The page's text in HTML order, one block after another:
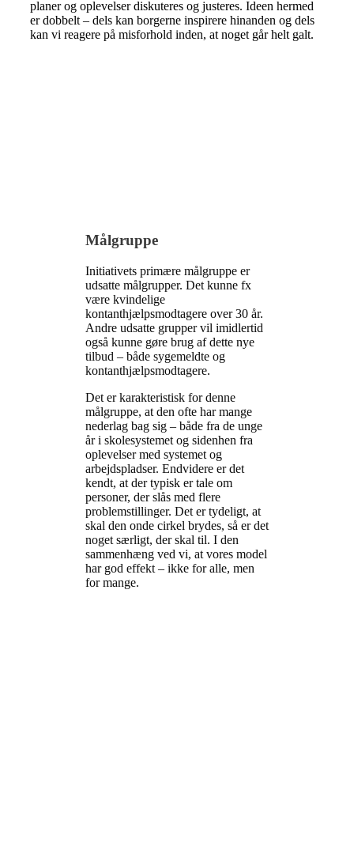
planer og oplevelser diskuteres og justeres. Ideen hermed
er dobbelt – dels kan borgerne inspirere hinanden og dels
kan vi reagere på misforhold inden, at noget går helt galt.
Målgruppe
Initiativets primære målgruppe er
udsatte målgrupper. Det kunne fx
være kvindelige
kontanthjælpsmodtagere over 30 år.
Andre udsatte grupper vil imidlertid
også kunne gøre brug af dette nye
tilbud – både sygemeldte og
kontanthjælpsmodtagere.
Det er karakteristisk for denne
målgruppe, at den ofte har mange
nederlag bag sig – både fra de unge
år i skolesystemet og sidenhen fra
oplevelser med systemet og
arbejdspladser. Endvidere er det
kendt, at der typisk er tale om
personer, der slås med flere
problemstillinger. Det er tydeligt, at
skal den onde cirkel brydes, så er det
noget særligt, der skal til. I den
sammenhæng ved vi, at vores model
har god effekt – ikke for alle, men
for mange.